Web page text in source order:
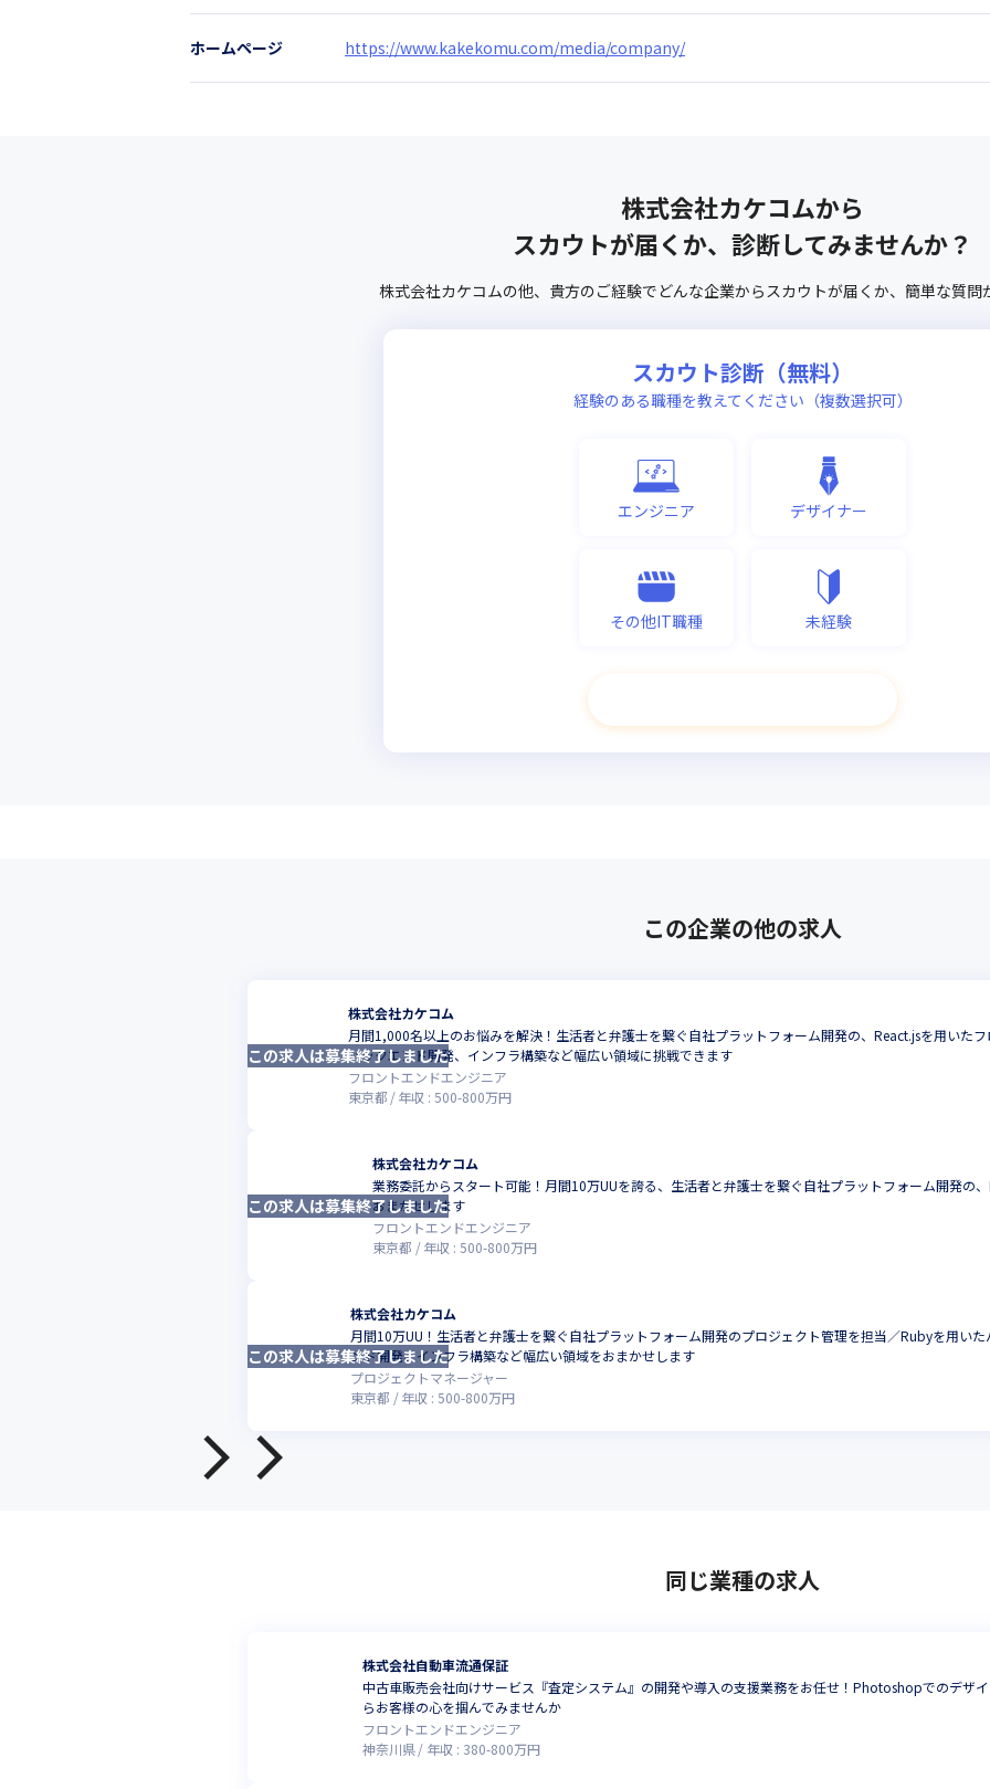
ホームページ https://www.kakekomu.com/media/company/
株式会社カケコムから
スカウトが届くか、診断してみませんか？
株式会社カケコムの他、 貴方のご経験でどんな企業からスカウトが届くか、 簡単な質問
スカウト診断（無料）
経験のある職種を教えてください（複数選択可）
エンジニア デザイナー
その他IT職種 未経験
この企業の他の求人
株式会社カケコム
月間1,000名以上のお悩みを解決！生活者と弁護士を繋ぐ自社プラットフォーム開発の、React.jsを用いた
バックエンド開発、インフラ構築など幅広い領域に挑戦できます
フロントエンドエンジニア
東京都
年収 :500-800万円
この求人は募集終了しました
株式会社カケコム
業務委託からスタート可能！月間10万UUを誇る、生活者と弁護士を繋ぐ自社プラットフォーム開発の
おまかせします
フロントエンドエンジニア
東京都
年収 :500-800万円
この求人は募集終了しました
株式会社カケコム
月間10万UU！生活者と弁護士を繋ぐ自社プラットフォーム開発のプロジェクト管理を担当／Rubyを用い
ンド開発、インフラ構築など幅広い領域をおまかせします
プロジェクトマネージャー
東京都
年収 : 500-800万円
この求人は募集終了しました
同じ業種の求人
株式会社自動車流通保証
中古車販売会社向けサービス『査定システム』の開発や導入の支援業務をお任せ！Photoshopでのデザ
らお客様の心を掴んでみませんか
フロントエンドエンジニア
神奈川県
年収 : 380-800万円